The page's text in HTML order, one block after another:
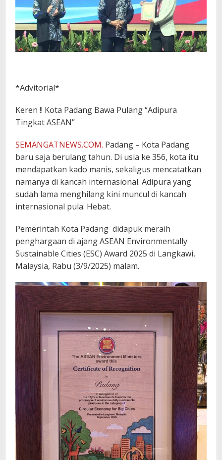
*Advitorial*
Keren !! Kota Padang Bawa Pulang “Adipura
Tingkat ASEAN”
SEMANGATNEWS.COM. Padang – Kota Padang
baru saja berulang tahun. Di usia ke 356, kota itu
mendapatkan kado manis, sekaligus mencatatkan
namanya di kancah internasional. Adipura yang
sudah lama menghilang kini muncul di kancah
internasional pula. Hebat.
Pemerintah Kota Padang didapuk meraih
penghargaan di ajang ASEAN Environmentally
Sustainable Cities (ESC) Award 2025 di Langkawi,
Malaysia, Rabu (3/9/2025) malam.